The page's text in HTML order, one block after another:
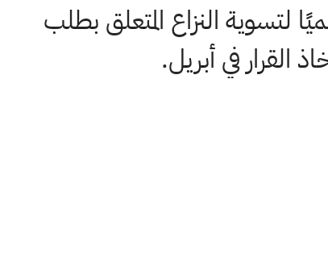
لتسوية النزاع المتعلق بطلب
القرار في أبريل.